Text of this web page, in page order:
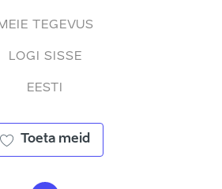
TEGEVUS
LOGI SISSE
EESTI
Toeta meid